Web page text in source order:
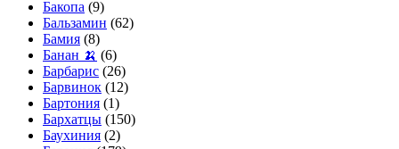
Бакопа (9)
Бальзамин (62)
Бамия (8)
Банан 🍌 (6)
Барбарис (26)
Барвинок (12)
Бартония (1)
Бархатцы (150)
Баухиния (2)